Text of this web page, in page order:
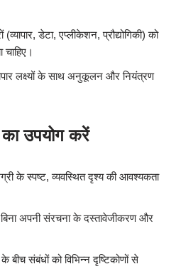
डेटा, एप्लीकेशन, प्रौद्योगिकी) को
लक्ष्यों के साथ अनुकूलन और नियंत्रण
उपयोग करें
के स्पष्ट, व्यवस्थित दृश्य की आवश्यकता
बिना अपनी संरचना के दस्तावेजीकरण और
बीच संबंधों को विभिन्न दृष्टिकोणों से